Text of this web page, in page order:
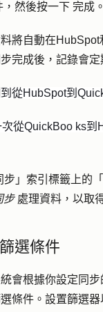
，然後按一下 完成 。
將自動在HubSpot
完成後，記錄會定
從HubSpot到
從QuickBoo ks到
」索引標籤上的「
步處理資料，以取
選條件
會根據你設定同
條件。設置篩選器